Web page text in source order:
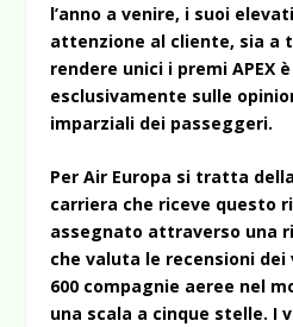
l’anno a venire, i suoi
attenzione al cliente, sia a
rendere unici i premi APEX
esclusivamente sulle
imparziali dei passeggeri.
Per Air Europa si tratta
carriera che riceve questo
assegnato attraverso una
che valuta le recensioni
600 compagnie aeree nel
una scala a cinque stelle. I